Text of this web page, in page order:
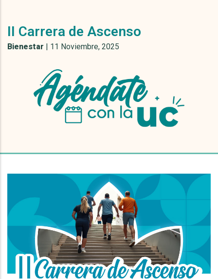
II Carrera de Ascenso
Bienestar | 11 Noviembre, 2025